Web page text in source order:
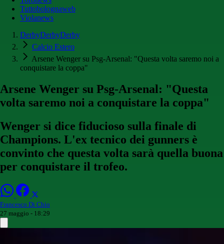
Tuttobolognaweb
Violanews
DerbyDerbyDerby
Calcio Estero
Arsene Wenger su Psg-Arsenal: "Questa volta saremo noi a
conquistare la coppa"
Arsene Wenger su Psg-Arsenal: "Questa
volta saremo noi a conquistare la coppa"
Wenger si dice fiducioso sulla finale di
Champions. L'ex tecnico dei gunners è
convinto che questa volta sarà quella buona
per conquistare il trofeo.
Francesco Di Chio
27 maggio - 18:29